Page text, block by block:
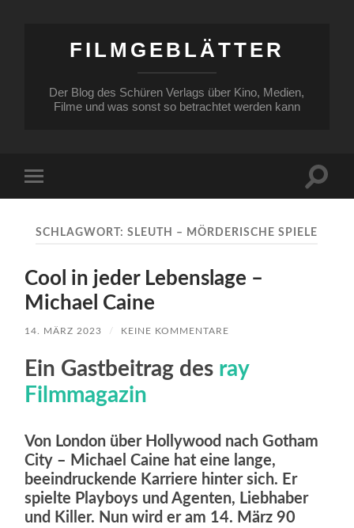
FILMGEBLÄTTER
Der Blog des Schüren Verlags über Kino, Medien,
Filme und was sonst so betrachtet werden kann
Menü
SCHLAGWORT:SLEUTH – MÖRDERISCHE SPIELE
Cool in jeder Lebenslage –
Michael Caine
14. MÄRZ 2023 / KEINE KOMMENTARE
Ein Gastbeitrag des ray
Filmmagazin
Von London über Hollywood nach Gotham
City – Michael Caine hat eine lange,
beeindruckende Karriere hinter sich. Er
spielte Playboys und Agenten, Liebhaber
und Killer. Nun wird er am 14. März 90